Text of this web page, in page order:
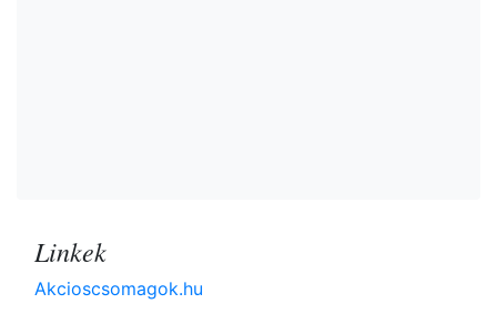
Linkek
Akcioscsomagok.hu